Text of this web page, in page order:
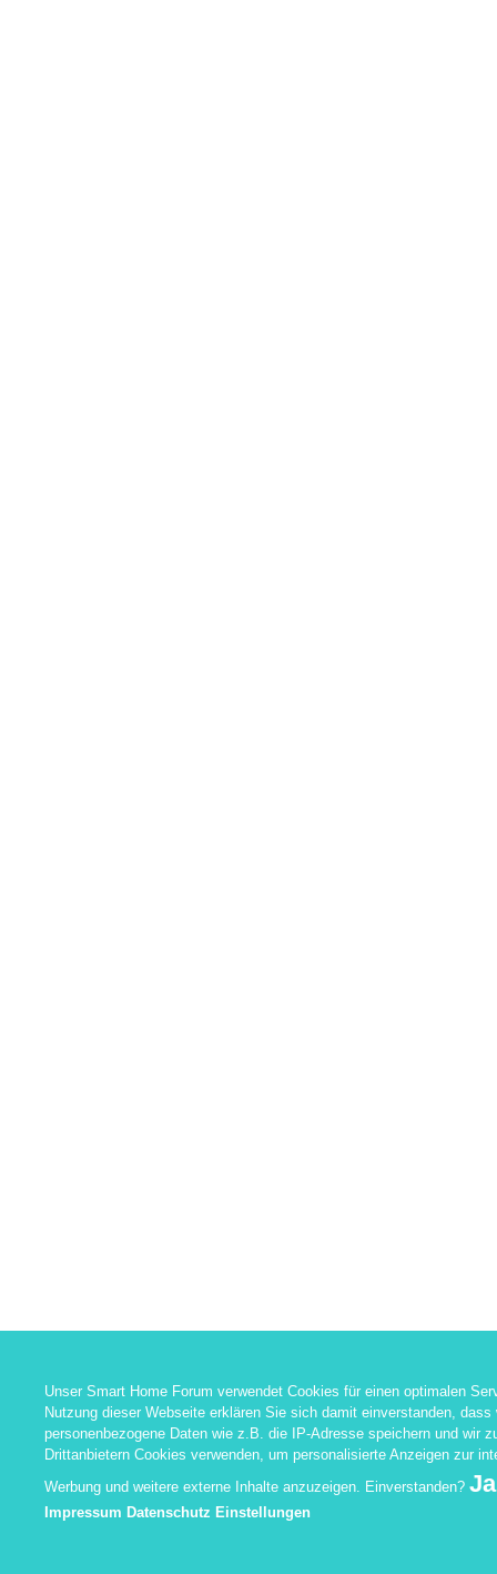
Unser Smart Home Forum verwendet Cookies für einen optimalen
Nutzung dieser Webseite erklären Sie sich damit einverstanden, dass
personenbezogene Daten wie z.B. die IP-Adresse speichern und wir
Drittanbietern Cookies verwenden, um personalisierte Anzeigen zur
Werbung und weitere externe Inhalte anzuzeigen. Einverstanden? Ja
Impressum Datenschutz Einstellungen